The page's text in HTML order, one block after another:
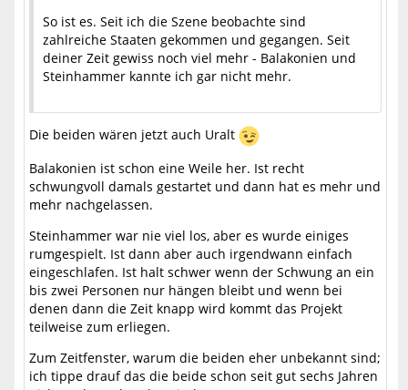
So ist es. Seit ich die Szene beobachte sind
zahlreiche Staaten gekommen und gegangen. Seit
deiner Zeit gewiss noch viel mehr - Balakonien und
Steinhammer kannte ich gar nicht mehr.
Die beiden wären jetzt auch Uralt
Balakonien ist schon eine Weile her. Ist recht
schwungvoll damals gestartet und dann hat es mehr und
mehr nachgelassen.
Steinhammer war nie viel los, aber es wurde einiges
rumgespielt. Ist dann aber auch irgendwann einfach
eingeschlafen. Ist halt schwer wenn der Schwung an ein
bis zwei Personen nur hängen bleibt und wenn bei
denen dann die Zeit knapp wird kommt das Projekt
teilweise zum erliegen.
Zum Zeitfenster, warum die beiden eher unbekannt sind;
ich tippe drauf das die beide schon seit gut sechs Jahren